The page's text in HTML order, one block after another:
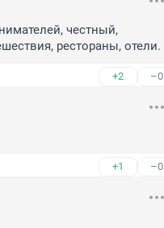
честный,
рестораны, отели.
+2 –0
+1 –0